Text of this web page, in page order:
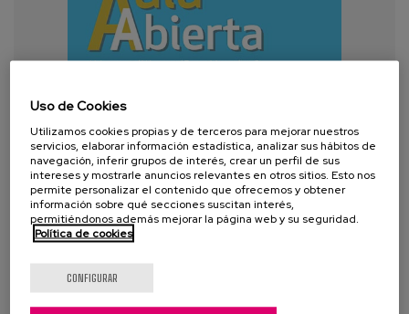
Uso de Cookies
Utilizamos cookies propias y de terceros para mejorar nuestros
servicios, elaborar información estadística, analizar sus hábitos de
navegación, inferir grupos de interés, crear un perfil de sus
intereses y mostrarle anuncios relevantes en otros sitios. Esto nos
permite personalizar el contenido que ofrecemos y obtener
información sobre qué secciones suscitan interés,
permitiéndonos además mejorar la página web y su seguridad.
Política de cookies
CONFIGURAR